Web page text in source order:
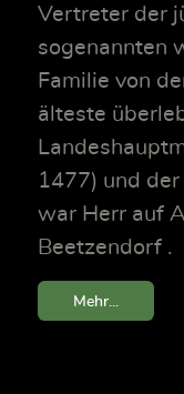
Vertreter der
sogenannten
Familie von
älteste
1477) und
war Herr auf
Beetzendorf .
Mehr...